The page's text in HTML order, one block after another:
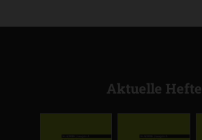
Aktuelle Hefte